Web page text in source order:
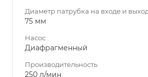
Диаметр патрубка на входе и
75 мм
Насос
Диафрагменный
Производительность
250 л/мин